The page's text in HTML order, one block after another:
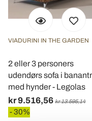
VIADURINI IN THE GARDEN
2 eller 3 personers
udendørs sofa i
med hynder - Legolas
kr 9.516,56 kr 13.595,14
- 30%